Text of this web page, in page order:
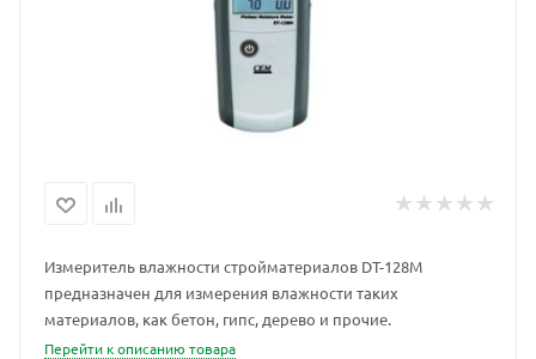
Измеритель влажности стройматериалов DT-128М
предназначен для измерения влажности таких
материалов, как бетон, гипс, дерево и прочие.
Перейти к описанию товара